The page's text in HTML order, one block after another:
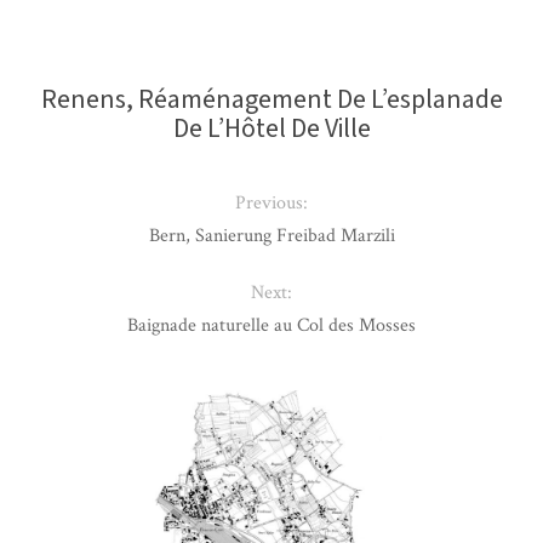
Renens, Réaménagement De L’esplanade
De L’Hôtel De Ville
Previous:
Bern, Sanierung Freibad Marzili
Next:
Baignade naturelle au Col des Mosses